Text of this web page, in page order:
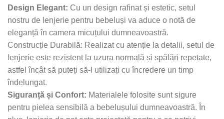
Design Elegant: Cu un design rafinat și estetic, setul
nostru de lenjerie pentru bebeluși va aduce o notă de
eleganță în camera micuțului dumneavoastră.
Construcție Durabilă: Realizat cu atenție la detalii, setul de
lenjerie este rezistent la uzura normală și spălări repetate,
astfel încât să puteți să-l utilizați cu încredere un timp
îndelungat.
Siguranță și Confort: Materialele folosite sunt sigure
pentru pielea sensibilă a bebelușului dumneavoastră. În